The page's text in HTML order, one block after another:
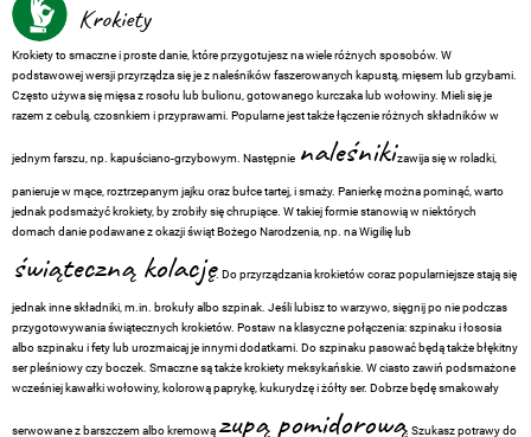
Krokiety
Krokiety to smaczne i proste danie, które przygotujesz na wiele różnych sposobów. W
podstawowej wersji przyrządza się je z naleśników faszerowanych kapustą, mięsem lub grzybami.
Często używa się mięsa z rosołu lub bulionu, gotowanego kurczaka lub wołowiny. Mieli się je
razem z cebulą, czosnkiem i przyprawami. Popularne jest także łączenie różnych składników w
jednym farszu, np. kapuściano-grzybowym. Następnie naleśnikizawija się w roladki,
panieruje w mące, roztrzepanym jajku oraz bułce tartej, i smaży. Panierkę można pominąć, warto
jednak podsmażyć krokiety, by zrobiły się chrupiące. W takiej formie stanowią w niektórych
domach danie podawane z okazji świąt Bożego Narodzenia, np. na Wigilię lub
świąteczną kolację. Do przyrządzania krokietów coraz popularniejsze stają się
jednak inne składniki, m.in. brokuły albo szpinak. Jeśli lubisz to warzywo, sięgnij po nie podczas
przygotowywania świątecznych krokietów. Postaw na klasyczne połączenia: szpinaku i łososia
albo szpinaku i fety lub urozmaicaj je innymi dodatkami. Do szpinaku pasować będą także błękitny
ser pleśniowy czy boczek. Smaczne są także krokiety meksykańskie. W ciasto zawiń podsmażone
wcześniej kawałki wołowiny, kolorową paprykę, kukurydzę i żółty ser. Dobrze będę smakowały
serwowane z barszczem albo kremowązupą pomidorową. Szukasz potrawy do